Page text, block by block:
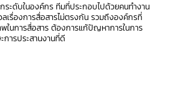
ระดับในองค์กร ทีมที่ประกอบไปด้วยคนทำงาน
เรื่องการสื่อสารไม่ตรงกัน รวมถึงองค์กรที่
ในการสื่อสาร ต้องการแก้ปัญหาการในการ
ารประสานงานที่ดี